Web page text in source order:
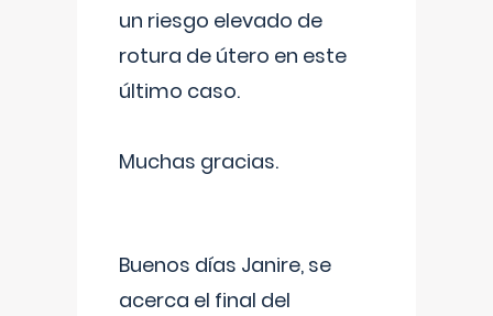
un riesgo elevado de
rotura de útero en este
último caso.
Muchas gracias.
Buenos días Janire, se
acerca el final del